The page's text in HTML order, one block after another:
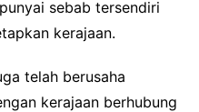
sebab tersendiri
kerajaan.
telah berusaha
kerajaan berhubung